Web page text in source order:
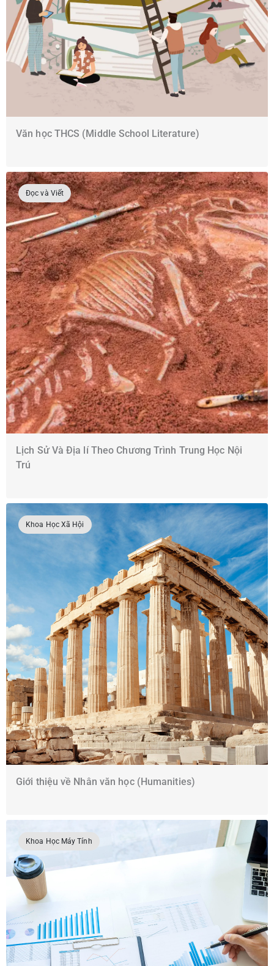
Văn học THCS (Middle School Literature)
Đọc và Viết
Lịch Sử Và Địa lí Theo Chương Trình Trung Học Nội
Trú
Khoa Học Xã Hội
Giới thiệu về Nhân văn học (Humanities)
Khoa Học Máy Tính